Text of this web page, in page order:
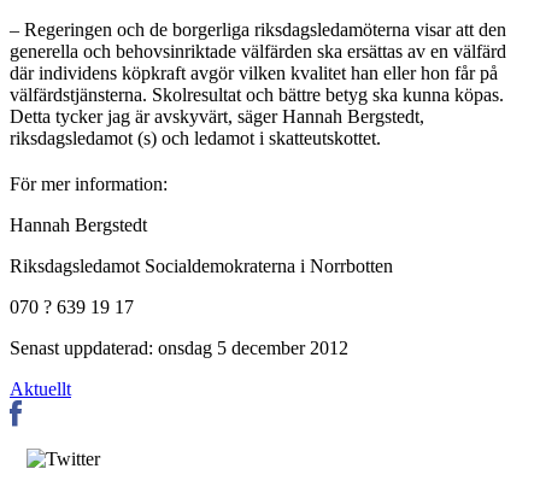
– Regeringen och de borgerliga riksdagsledamöterna visar att den
generella och behovsinriktade välfärden ska ersättas av en välfärd
där individens köpkraft avgör vilken kvalitet han eller hon får på
välfärdstjänsterna. Skolresultat och bättre betyg ska kunna köpas.
Detta tycker jag är avskyvärt, säger Hannah Bergstedt,
riksdagsledamot (s) och ledamot i skatteutskottet.
För mer information:
Hannah Bergstedt
Riksdagsledamot Socialdemokraterna i Norrbotten
070 ? 639 19 17
Senast uppdaterad: onsdag 5 december 2012
Aktuellt